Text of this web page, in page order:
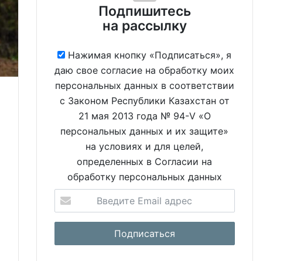
Подпишитесь
на рассылку
Нажимая кнопку «Подписаться», я
даю свое согласие на обработку моих
персональных данных в соответствии
с Законом Республики Казахстан от
21 мая 2013 года № 94-V «О
персональных данных и их защите»
на условиях и для целей,
определенных в Согласии на
обработку персональных данных